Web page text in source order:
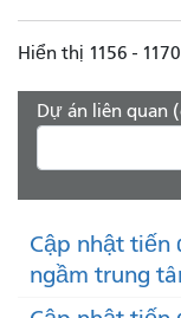
Hiển thị 1156 -
Dự án liên quan
Cập nhật tiến
ngầm trung